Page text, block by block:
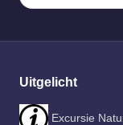
Uitgelicht
Excursie